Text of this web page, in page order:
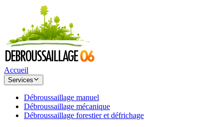
Accueil
Services
Débroussaillage manuel
Débroussaillage mécanique
Débroussaillage forestier et défrichage